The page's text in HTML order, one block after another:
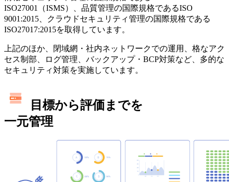
ISO27001（ISMS）、品質管理の国際規格であるISO
9001:2015、クラウドセキュリティ管理の国際規格である
ISO27017:2015を取得しています。
上記のほか、閉域網・社内ネットワークでの運用、格なアク
セス制部、ログ管理、バックアップ・BCP対策など、多的な
セキュリティ対策を実施しています。
目標から評価までを
一元管理